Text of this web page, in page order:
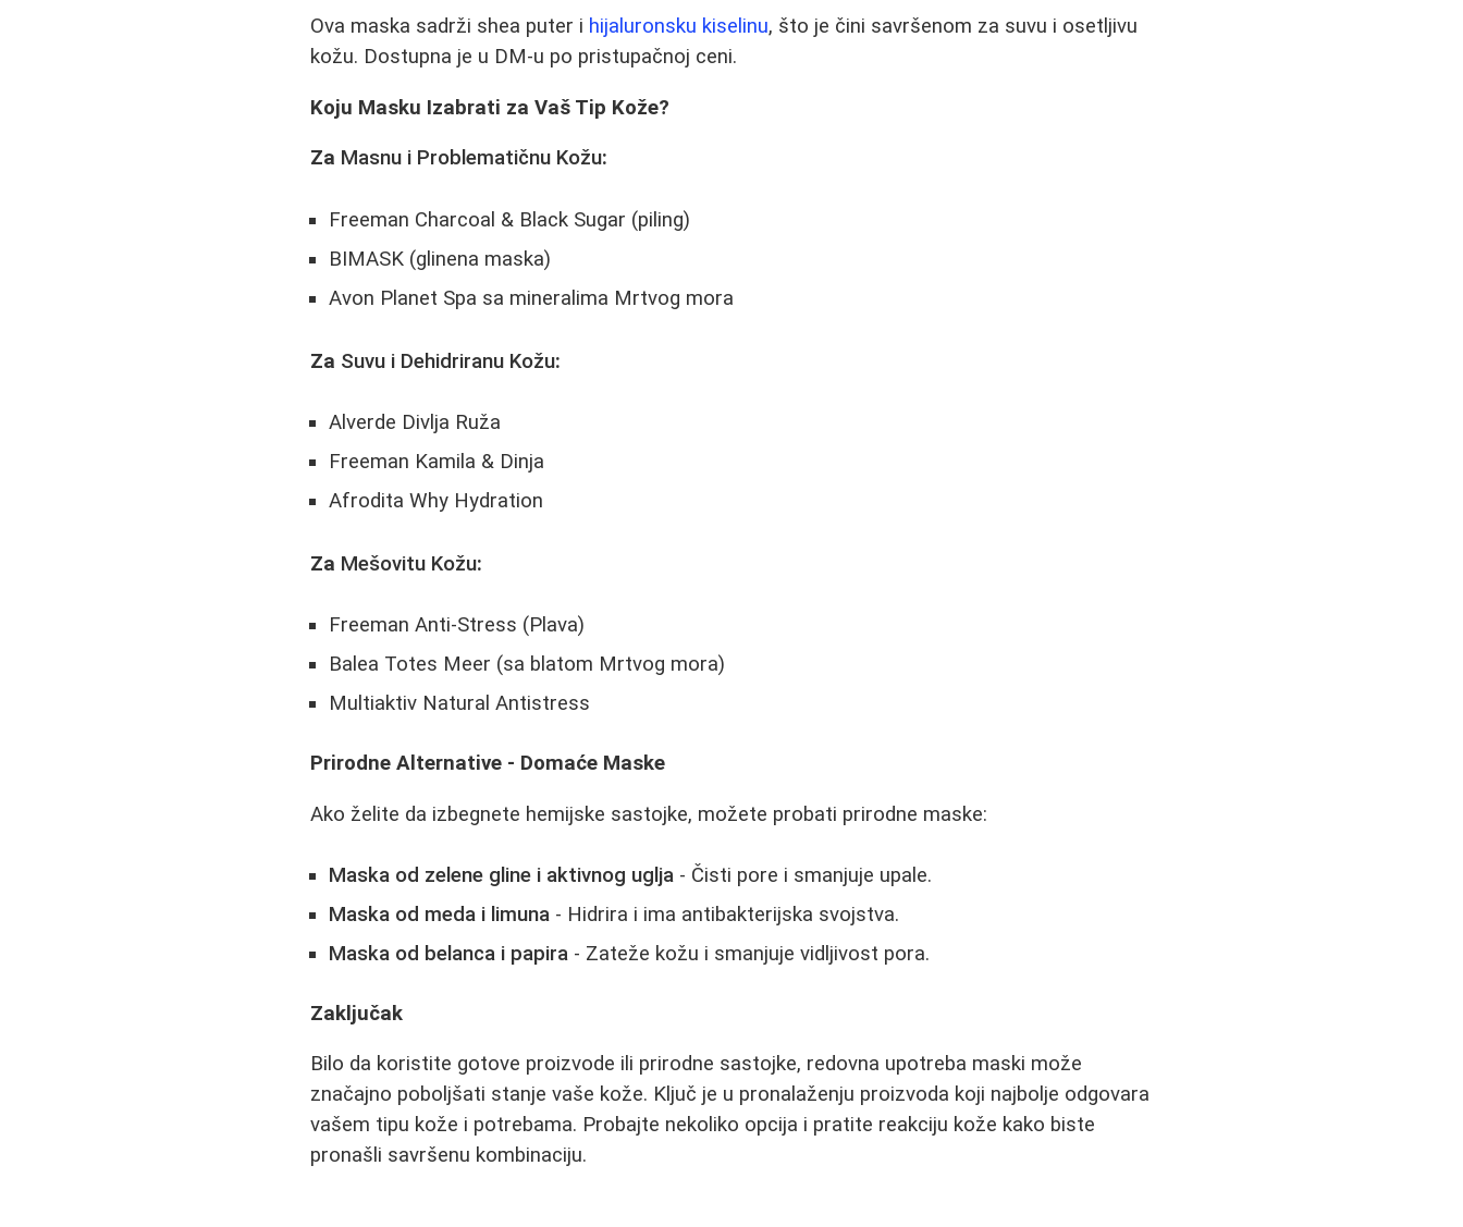
Ova maska sadrži shea puter i hijaluronsku kiselinu, što je čini savršenom za suvu i osetljivu
kožu. Dostupna je u DM-u po pristupačnoj ceni.
Koju Masku Izabrati za Vaš Tip Kože?
Za Masnu i Problematičnu Kožu:
Freeman Charcoal & Black Sugar (piling)
BIMASK (glinena maska)
Avon Planet Spa sa mineralima Mrtvog mora
Za Suvu i Dehidriranu Kožu:
Alverde Divlja Ruža
Freeman Kamila & Dinja
Afrodita Why Hydration
Za Mešovitu Kožu:
Freeman Anti-Stress (Plava)
Balea Totes Meer (sa blatom Mrtvog mora)
Multiaktiv Natural Antistress
Prirodne Alternative - Domaće Maske
Ako želite da izbegnete hemijske sastojke, možete probati prirodne maske:
Maska od zelene gline i aktivnog uglja - Čisti pore i smanjuje upale.
Maska od meda i limuna - Hidrira i ima antibakterijska svojstva.
Maska od belanca i papira - Zateže kožu i smanjuje vidljivost pora.
Zaključak
Bilo da koristite gotove proizvode ili prirodne sastojke, redovna upotreba maski može
značajno poboljšati stanje vaše kože. Ključ je u pronalaženju proizvoda koji najbolje odgovara
vašem tipu kože i potrebama. Probajte nekoliko opcija i pratite reakciju kože kako biste
pronašli savršenu kombinaciju.